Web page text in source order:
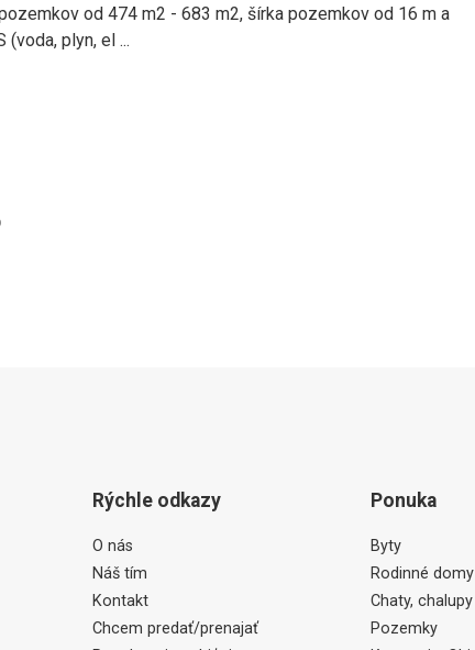
od 474 m2 - 683 m2, šírka pozemkov od 16 m a
(voda, plyn, el ...
Rýchle odkazy
O nás
Náš tím
Kontakt
Chcem predať/prenajať
Ponuka
Byty
Rodinné domy
Chaty, chalupy
Pozemky